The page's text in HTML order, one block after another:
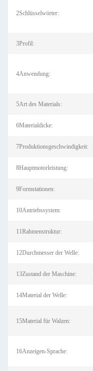
2Schlüsselwörter:
3Profil:
4Anwendung:
5Art des Materials:
6Materialdicke:
7Produktionsgeschwindigkeit:
8Hauptmotorleistung:
9Formstationen:
10Antriebssystem:
11Rahmenstruktur:
12Durchmesser der Welle:
13Zustand der Maschine:
14Material der Welle:
15Material für Walzen:
16Anzeigen-Sprache: